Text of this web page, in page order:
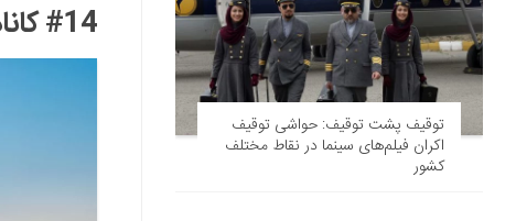
#14 کانادا
توقیف پشت توقیف: حواشی توقیف
اکران فیلم‌های سینما در نقاط مختلف
کشور